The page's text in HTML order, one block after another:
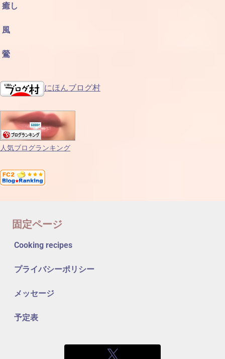
癒し
風
鶯
にほんブログ村
人気ブログランキング
固定ページ
Cooking recipes
プライバシーポリシー
メッセージ
予定表